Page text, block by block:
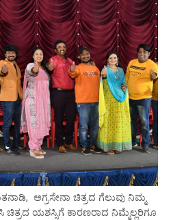
ಅಗ್ರಸೇನಾ ಚಿತ್ರದ ಗೆಲುವು ನಿಮ್ಮ
ಚಿತ್ರದ ಯಶಸ್ಸಿಗೆ ಕಾರಣರಾದ ನಿಮ್ಮೆಲ್ಲರಿಗೂ